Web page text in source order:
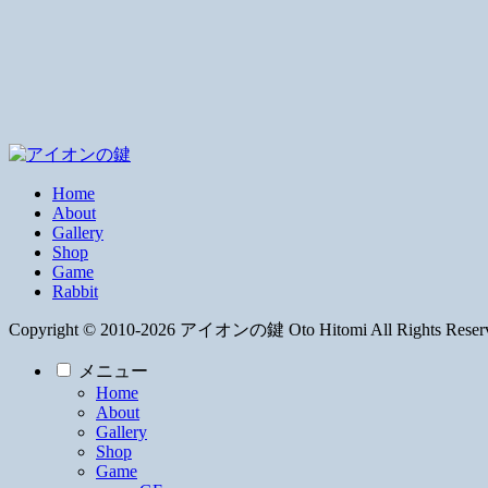
Home
About
Gallery
Shop
Game
Rabbit
Copyright © 2010-2026 アイオンの鍵 Oto Hitomi All Rights
メニュー
Home
About
Gallery
Shop
Game